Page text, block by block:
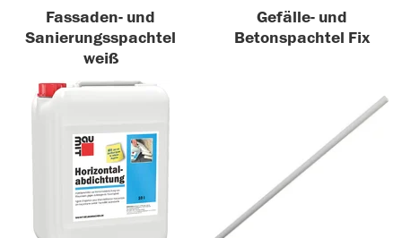
Fassaden- und
Sanierungsspachtel
weiß
Gefälle- und
Betonspachtel Fix